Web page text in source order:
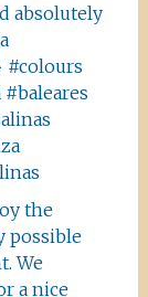
absolutely
#colours
the
possible
We
a nice